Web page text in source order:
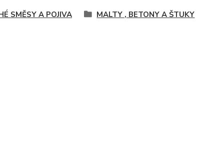
SMĚSY A POJIVA MALTY , BETONY A ŠTUKY